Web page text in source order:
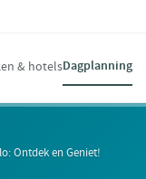
& hotelsDagplanning
Ontdek en Geniet!